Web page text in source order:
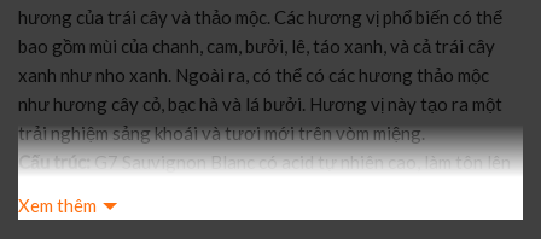
hương của trái cây và thảo mộc. Các hương vị phổ biến có thể
bao gồm mùi của chanh, cam, bưởi, lê, táo xanh, và cả trái cây
xanh như nho xanh. Ngoài ra, có thể có các hương thảo mộc
như hương cây cỏ, bạc hà và lá bưởi. Hương vị này tạo ra một
trải nghiệm sảng khoái và tươi mới trên vòm miệng.
Cấu trúc:G7 Sauvignon Blanc có acid tự nhiên cao, làm tôn lên
trúc và độ mạnh của acid có thể thay đổi tùy thuộc vào khu vực
Xem thêm